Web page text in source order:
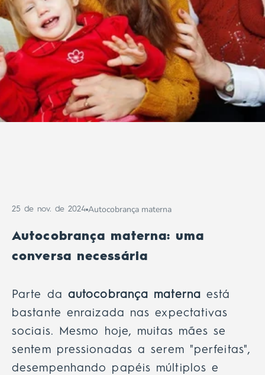
25 de nov. de 2024 Autocobrança materna
Autocobrança materna: uma
conversa necessária
Parte da autocobrança materna está
bastante enraizada nas expectativas
sociais. Mesmo hoje, muitas mães se
sentem pressionadas a serem "perfeitas",
desempenhando papéis múltiplos e